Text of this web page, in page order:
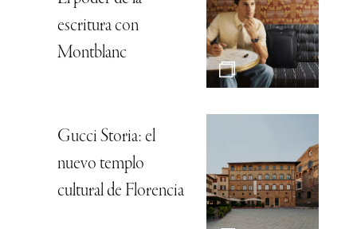
escritura con
Montblanc
Gucci Storia: el
nuevo templo
cultural de Florencia